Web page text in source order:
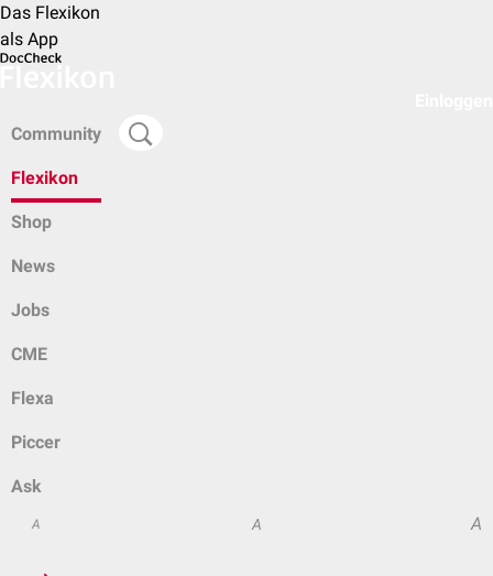
Das Flexikon
als App
Community
Flexikon
Shop
News
Jobs
CME
Flexa
Piccer
Ask
A A A